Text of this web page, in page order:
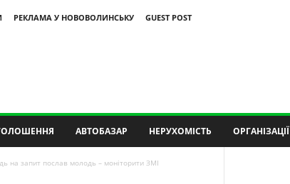
РЕКЛАМА У НОВОВОЛИНСЬКУ
GUEST POST
АВТОБАЗАР НЕРУХОМІСТЬ ОРГАНІЗАЦІЇ
на запит послав молодь – моніторити ЗМІ